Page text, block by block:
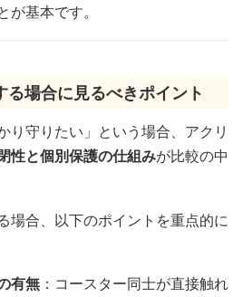
基本です。
場合に見るべきポイント
り守りたい」という場合、アクリ
性と個別保護の仕組みが比較の中
場合、以下のポイントを重点的に
有無 ：コースター同士が直接触れ